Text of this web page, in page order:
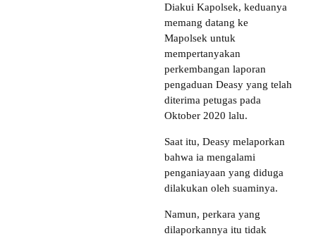
Diakui Kapolsek, keduanya
memang datang ke
Mapolsek untuk
mempertanyakan
perkembangan laporan
pengaduan Deasy yang telah
diterima petugas pada
Oktober 2020 lalu.
Saat itu, Deasy melaporkan
bahwa ia mengalami
penganiayaan yang diduga
dilakukan oleh suaminya.
Namun, perkara yang
dilaporkannya itu tidak